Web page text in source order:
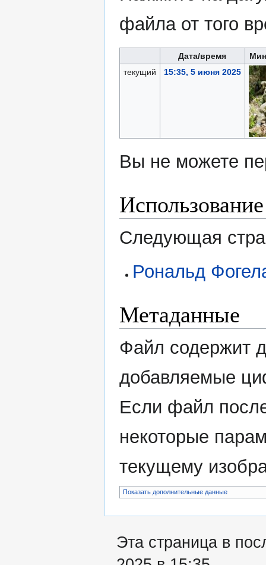
файла от того
Дата/время
текущий
15:35, 5 июня 2025
Вы не можете
Следующая
Рональд
Метаданные
Файл содержит
добавляемые
Если файл
некоторые
текущему
Показать дополнительные данные
Эта страница в